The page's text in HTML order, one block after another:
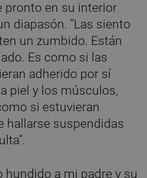
pronto en su interior
diapasón. “Las siento
zumbido. Están
Es como si las
adherido por sí
piel y los músculos,
si estuvieran
hallarse suspendidas
hundido a mi padre y su